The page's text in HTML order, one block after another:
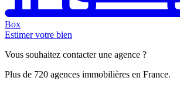
Box
Estimer votre bien
Vous souhaitez contacter une agence ?
Plus de 720 agences immobilières en France.